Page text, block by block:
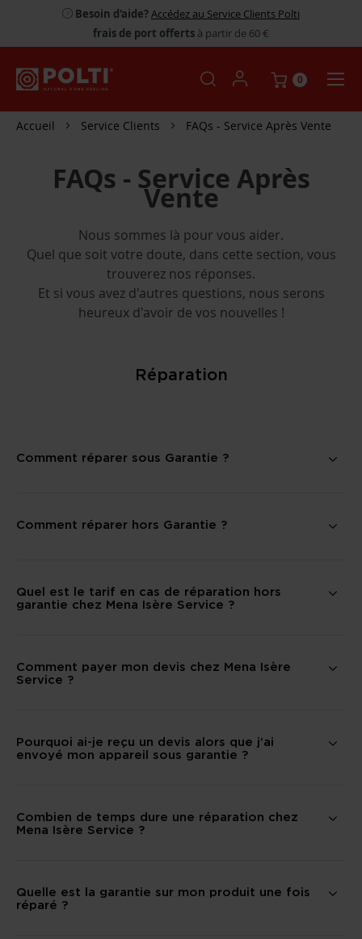
Besoin d'aide?Accédez au Service Clients Polti
frais de port offerts à partir de 60 €
0
Accueil Service Clients FAQs - Service Après Vente
FAQs - Service Après
Vente
Nous sommes là pour vous aider.
Quel que soit votre doute, dans cette section, vous
trouverez nos réponses.
Et si vous avez d'autres questions, nous serons
heureux d'avoir de vos nouvelles !
Réparation
Comment réparer sous Garantie ?
Comment réparer hors Garantie ?
Quel est le tarif en cas de réparation hors
garantie chez Mena Isère Service ?
Comment payer mon devis chez Mena Isère
Service ?
Pourquoi ai-je reçu un devis alors que j’ai
envoyé mon appareil sous garantie ?
Combien de temps dure une réparation chez
Mena Isère Service ?
Quelle est la garantie sur mon produit une fois
réparé ?